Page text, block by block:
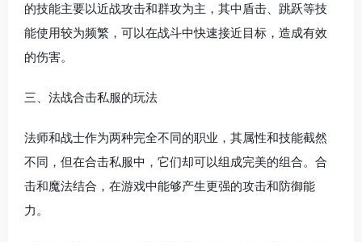
的技能主要以近战攻击和群攻为主，其中盾击、跳跃等技
能使用较为频繁，可以在战斗中快速接近目标，造成有效
的伤害。
三、法战合击私服的玩法
法师和战士作为两种完全不同的职业，其属性和技能截然
不同，但在合击私服中，它们却可以组成完美的组合。合
击和魔法结合，在游戏中能够产生更强的攻击和防御能
力。